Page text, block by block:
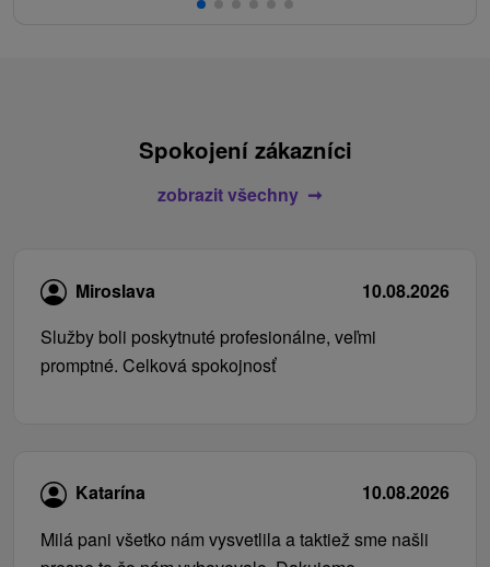
Spokojení zákazníci
zobrazit všechny
Miroslava
10.08.2026
Služby boli poskytnuté profesionálne, veľmi
promptné. Celková spokojnosť
Katarína
10.08.2026
Milá pani všetko nám vysvetlila a taktiež sme našli